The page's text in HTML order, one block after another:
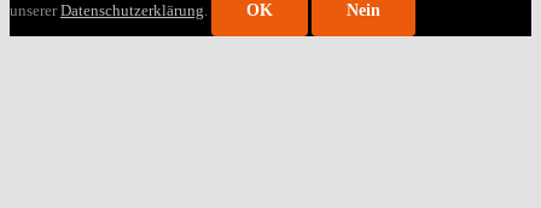
unsererDatenschutzerklärung. OK Nein